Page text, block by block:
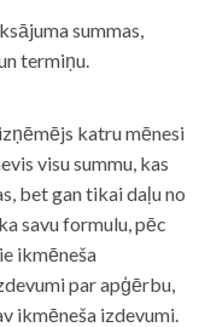
summas,
termiņu.
katru mēnesi
visu summu, kas
bet gan tikai daļu no
savu formulu, pēc
ikmēneša
par apģērbu,
ikmēneša izdevumi.